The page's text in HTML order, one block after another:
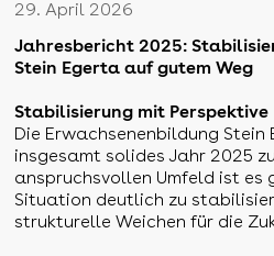
29. April 2026
Jahresbericht 2025:
Stein Egerta auf gutem Weg
Stabilisierung mit Perspektive
Die Erwachsenenbildung
insgesamt solides Jahr 2025
anspruchsvollen Umfeld ist es
Situation deutlich zu
strukturelle Weichen für die